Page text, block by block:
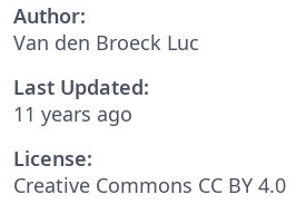
Author:
Van den Broeck Luc
Last Updated:
11 years ago
License:
Creative Commons CC BY 4.0